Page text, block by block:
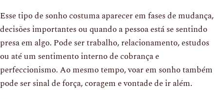
Esse tipo de sonho costuma aparecer em fases de mudança,
decisões importantes ou quando a pessoa está se sentindo
presa em algo. Pode ser trabalho, relacionamento, estudos
ou até um sentimento interno de cobrança e
perfeccionismo. Ao mesmo tempo, voar em sonho também
pode ser sinal de força, coragem e vontade de ir além.